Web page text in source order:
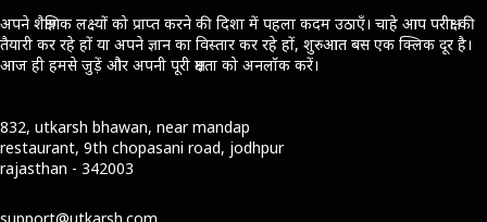
अपने शैक्षणिक लक्ष्यों को प्राप्त करने की दिशा में पहला कदम उठाएँ। चाहे आप परीक्षा की
तैयारी कर रहे हों या अपने ज्ञान का विस्तार कर रहे हों, शुरुआत बस एक क्लिक दूर है।
आज ही हमसे जुड़ें और अपनी पूरी क्षमता को अनलॉक करें।
832, utkarsh bhawan, near mandap
restaurant, 9th chopasani road, jodhpur
rajasthan - 342003